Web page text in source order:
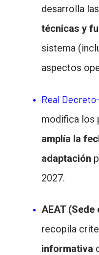
desarrolla las
técnicas y
sistema
aspectos
Real
modifica los
amplía la
adaptación
2027.
AEAT
recopila
informativa